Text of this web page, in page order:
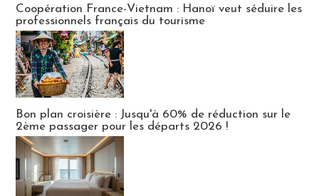
Coopération France-Vietnam : Hanoï veut séduire les
professionnels français du tourisme
Bon plan croisière : Jusqu'à 60% de réduction sur le
2ème passager pour les départs 2026 !